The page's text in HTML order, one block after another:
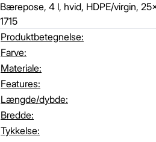
Bærepose, 4 l, hvid, HDPE/virgin,
1715
Produktbetegnelse:
Farve:
Materiale:
Features:
Længde/dybde:
Bredde:
Tykkelse: